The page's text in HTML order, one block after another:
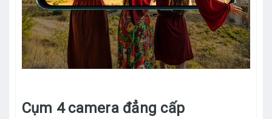
Cụm 4 camera đẳng cấp